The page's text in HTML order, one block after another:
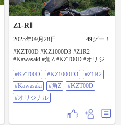
Z1-RⅡ
2025年09月28日 49グー！
#KZT00D #KZ1000D3 #Z1R2
#Kawasaki #角Z #KZT00D #オリジナ
#KZT00D
#KZ1000D3
#Z1R2
#Kawasaki
#角Z
#KZT00D
#オリジナル